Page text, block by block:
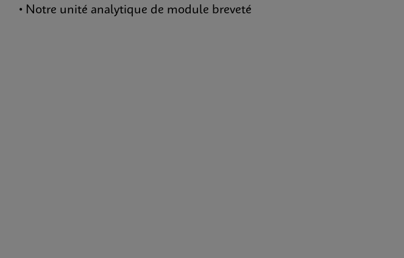
• Notre unité analytique de module breveté